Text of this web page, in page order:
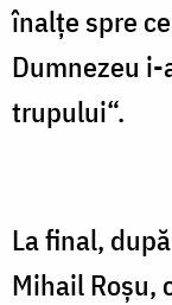
înalţe spre
Dumnezeu
trupului“.
La final,
Mihail Roşu,